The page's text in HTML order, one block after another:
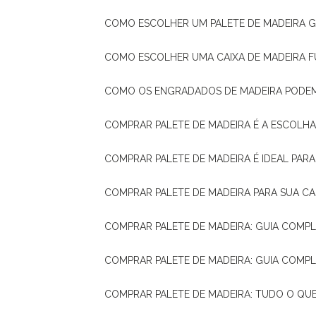
COMO ESCOLHER UM PALETE DE MADEIRA
COMO ESCOLHER UMA CAIXA DE
COMO OS ENGRADADOS DE MADEIRA
COMPRAR PALETE DE MADEIRA É A
COMPRAR PALETE DE MADEIRA É IDEAL
COMPRAR PALETE DE MADEIRA PARA SUA
COMPRAR PALETE DE MADEIRA: GUIA
COMPRAR PALETE DE MADEIRA: GUIA
COMPRAR PALETE DE MADEIRA: TUDO O